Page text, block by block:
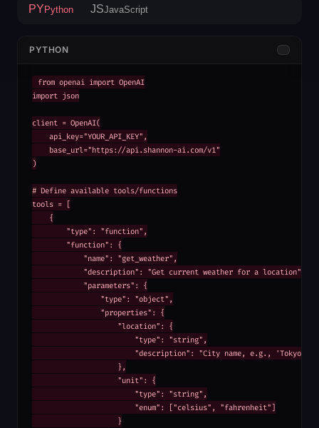
PYPython JSJavaScript
PYTHON
from openai import OpenAI
import json
client = OpenAI(
    api_key="YOUR_API_KEY",
    base_url="https://api.shannon-ai.com/v1"
)
# Define available tools/functions
tools = [
    {
        "type": "function",
        "function": {
            "name": "get_weather",
            "description": "Get current weather for a location",
            "parameters": {
                "type": "object",
                "properties": {
                    "location": {
                        "type": "string",
                        "description": "City name, e.g., 'Tokyo'"
                    },
                    "unit": {
                        "type": "string",
                        "enum": ["celsius", "fahrenheit"]
                    }